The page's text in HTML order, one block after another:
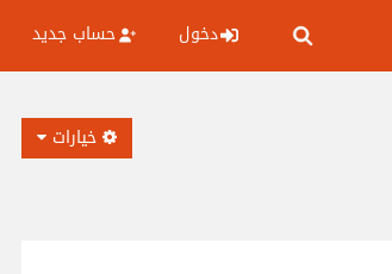
دخول حساب جديد
خيارات